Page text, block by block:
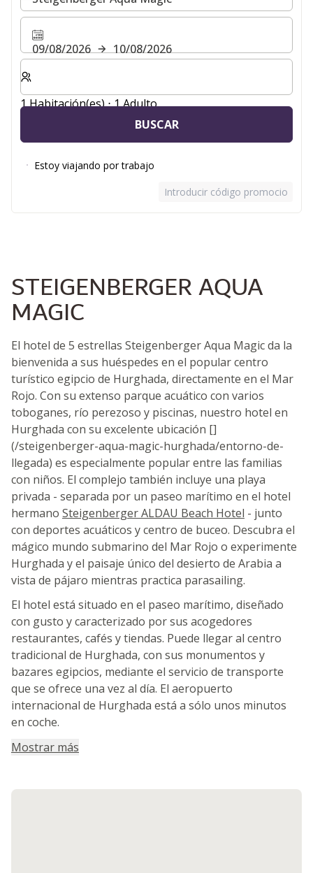
09/08/2026
10/08/2026
Seleccione el número de habitaciones y huéspedes
1 Habitación(es) ⋅ 1 Adulto
BUSCAR
Estoy viajando por trabajo
Introducir código promocional
STEIGENBERGER AQUA
MAGIC
El hotel de 5 estrellas Steigenberger Aqua Magic da la
bienvenida a sus huéspedes en el popular centro
turístico egipcio de Hurghada, directamente en el Mar
Rojo. Con su extenso parque acuático con varios
toboganes, río perezoso y piscinas, nuestro hotel en
Hurghada con su excelente ubicación []
(/steigenberger-aqua-magic-hurghada/entorno-de-
llegada) es especialmente popular entre las familias
con niños. El complejo también incluye una playa
privada - separada por un paseo marítimo en el hotel
hermano Steigenberger ALDAU Beach Hotel - junto
con deportes acuáticos y centro de buceo. Descubra el
mágico mundo submarino del Mar Rojo o experimente
Hurghada y el paisaje único del desierto de Arabia a
vista de pájaro mientras practica parasailing.
El hotel está situado en el paseo marítimo, diseñado
con gusto y caracterizado por sus acogedores
restaurantes, cafés y tiendas. Puede llegar al centro
tradicional de Hurghada, con sus monumentos y
bazares egipcios, mediante el servicio de transporte
que se ofrece una vez al día. El aeropuerto
internacional de Hurghada está a sólo unos minutos
en coche.
Mostrar más